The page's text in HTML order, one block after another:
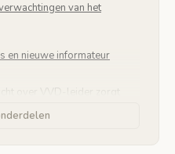
van het
en nieuwe informateur